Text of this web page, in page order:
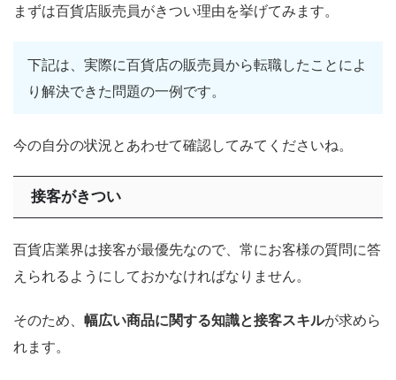
まずは百貨店販売員がきつい理由を挙げてみます。
下記は、実際に百貨店の販売員から転職したことによ
り解決できた問題の一例です。
今の自分の状況とあわせて確認してみてくださいね。
接客がきつい
百貨店業界は接客が最優先なので、常にお客様の質問に答
えられるようにしておかなければなりません。
そのため、 幅広い商品に関する知識と接客スキルが求めら
れます。